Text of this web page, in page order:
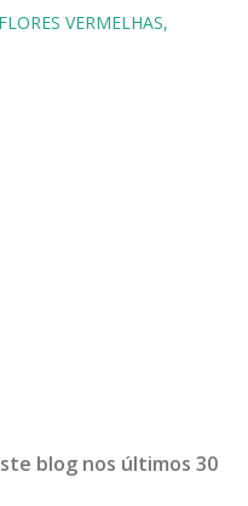
FLORES VERMELHAS
blog nos últimos 30